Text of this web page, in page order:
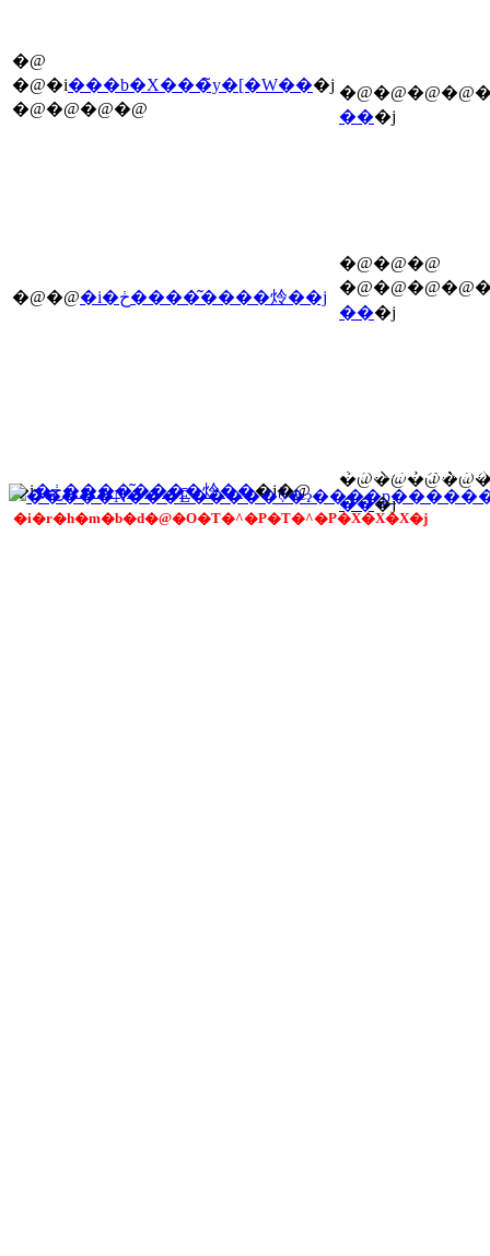
�@
�@�i���b�X���̃y�[�W���j
�@�@�@�@
���j
�@�@ �i�ڂ����͂����炩��j
�@�@�@
���j
�i �ڂ����͂����炩���j�@
���j
�i�r�h�m�b�d�@�O�T�^�P�T�^�P�X�X�X�j